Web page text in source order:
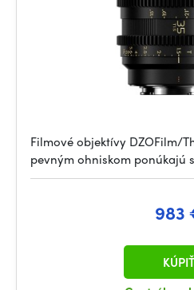
Filmové objektívy DZOFilm/
pevným ohniskom ponúkajú
983
KÚPIŤ